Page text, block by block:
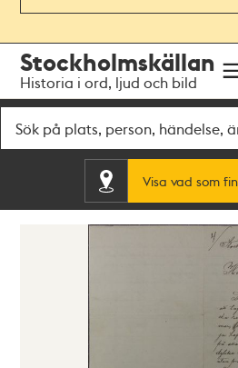
navigationen
huvudinnehållet
Stockholmskällan
Historia i ord, ljud och bild
Visa vad som